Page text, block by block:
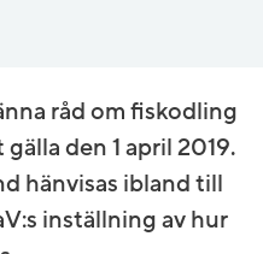
råd om fiskodling
den 1 april 2019.
hänvisas ibland till
inställning av hur